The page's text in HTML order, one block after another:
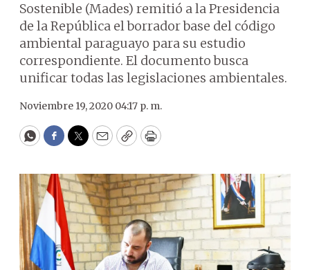
Sostenible (Mades) remitió a la Presidencia
de la República el borrador base del código
ambiental paraguayo para su estudio
correspondiente. El documento busca
unificar todas las legislaciones ambientales.
Noviembre 19, 2020 04:17 p. m.
WhatsApp
Facebook
Twitter
EmailCopyPrint